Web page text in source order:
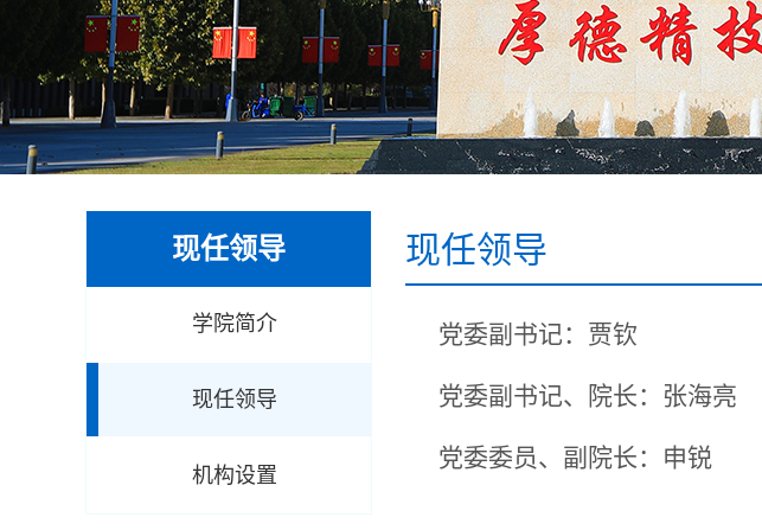
现任领导
学院简介
现任领导
机构设置
现任领导
党委副书记： 贾钦
党委副书记、院长：张海亮
党委委员、副院长：申锐